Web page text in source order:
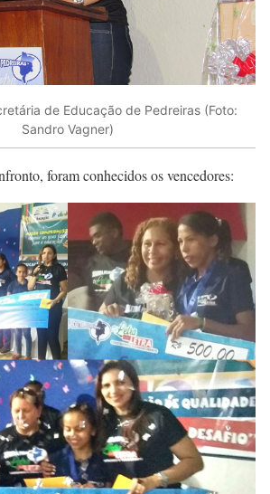
de Educação de Pedreiras (Foto:
Sandro Vagner)
foram conhecidos os vencedores: